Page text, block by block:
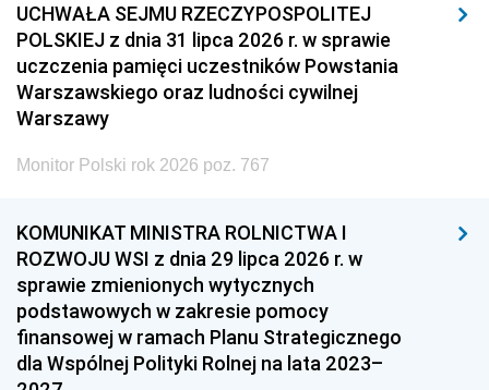
UCHWAŁA SEJMU RZECZYPOSPOLITEJ
POLSKIEJ z dnia 31 lipca 2026 r. w sprawie
uczczenia pamięci uczestników Powstania
Warszawskiego oraz ludności cywilnej
Warszawy
Monitor Polski rok 2026 poz. 767
KOMUNIKAT MINISTRA ROLNICTWA I
ROZWOJU WSI z dnia 29 lipca 2026 r. w
sprawie zmienionych wytycznych
podstawowych w zakresie pomocy
finansowej w ramach Planu Strategicznego
dla Wspólnej Polityki Rolnej na lata 2023–